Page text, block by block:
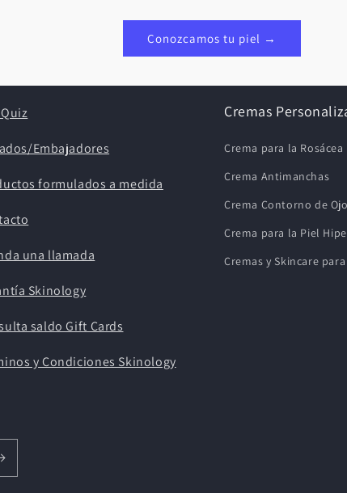
Conozcamos tu piel →
Embajadores
formulados a medida
una llamada
Skinology
saldo Gift Cards
y Condiciones Skinology
Cremas
Crema para la Rosácea
Crema Antimanchas
Crema Contorno de
Crema para la Piel
Cremas y Skincare